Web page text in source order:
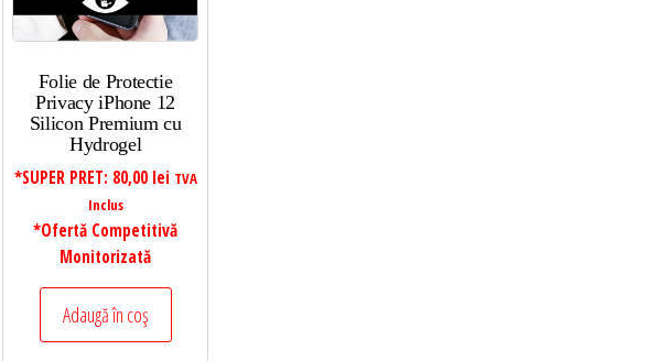
Folie de Protectie
Privacy iPhone 12
Silicon Premium cu
Hydrogel
*SUPER PRET: 80,00 lei TVA
Inclus
*Ofertă Competitivă
Monitorizată
Adaugă în coș